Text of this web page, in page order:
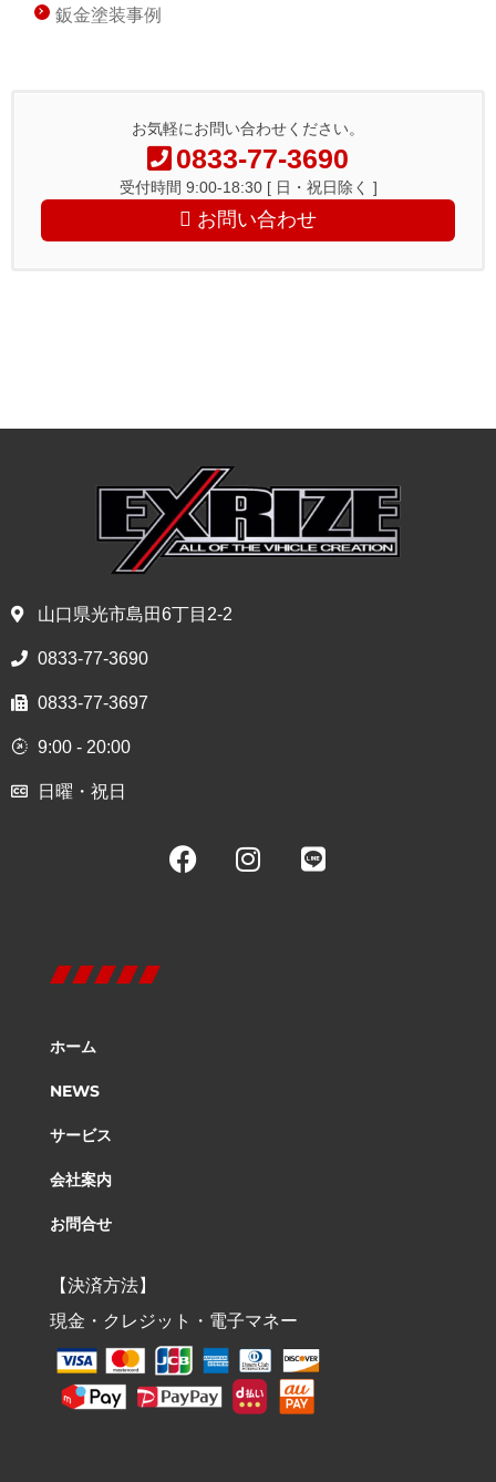
鈑金塗装事例
お気軽にお問い合わせください。
0833-77-3690
受付時間 9:00-18:30 [ 日・祝日除く ]
お問い合わせ
山口県光市島田6丁目2-2
0833-77-3690
0833-77-3697
9:00 - 20:00
日曜・祝日
ホーム
NEWS
サービス
会社案内
お問合せ
【決済方法】
現金・クレジット・電子マネー